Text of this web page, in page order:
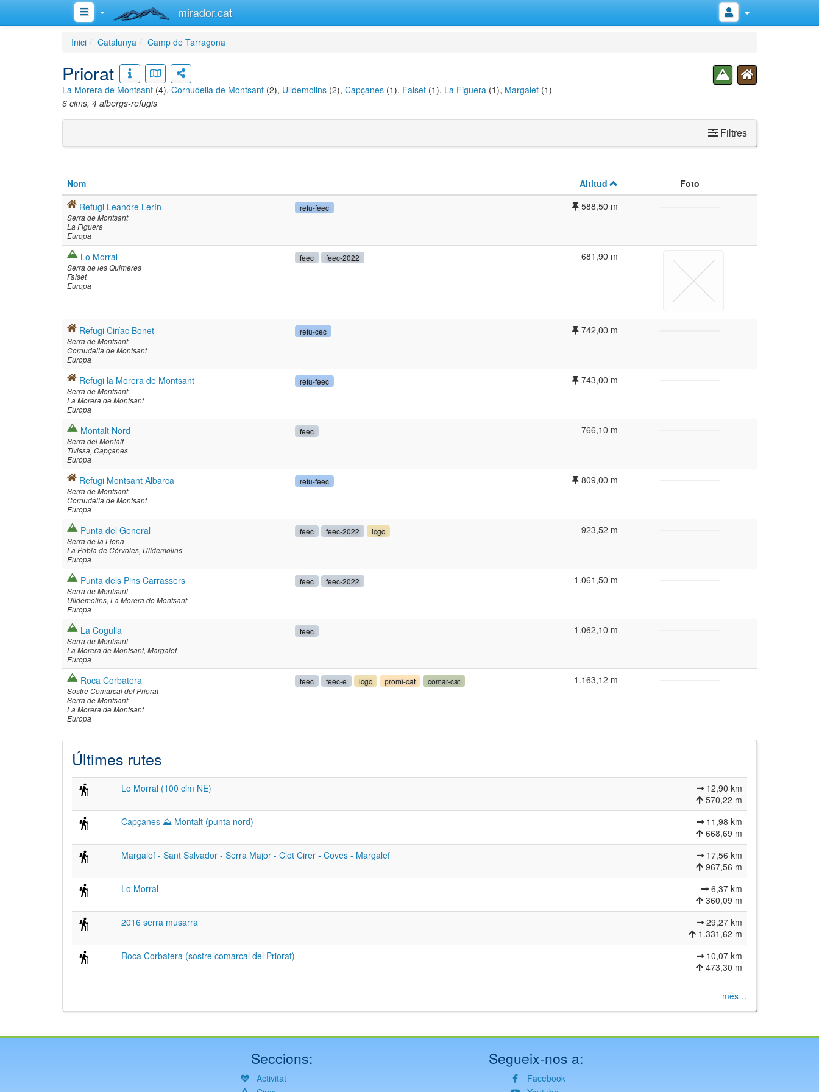
mirador.cat
Inici Catalunya Camp de Tarragona
Priorat
La Morera de Montsant (4), Cornudella de Montsant (2), Ulldemolins (2), Capçanes (1), Falset (1), La Figuera (1), Margalef (1)
6 cims, 4 albergs-refugis
Filtres
Nom Altitud
Foto
Refugi Leandre Lerín
Serra de Montsant
La Figuera
Europa
refu-feec 588,50 m
Lo Morral
Serra de les Quimeres
Falset
Europa
feec feec-2022 681,90 m
Refugi Ciríac Bonet
Serra de Montsant
Cornudella de Montsant
Europa
refu-cec 742,00 m
Refugi la Morera de Montsant
Serra de Montsant
La Morera de Montsant
Europa
refu-feec 743,00 m
Montalt Nord
Serra del Montalt
Tivissa Capçanes
Europa
feec 766,10 m
Refugi Montsant Albarca
Serra de Montsant
Cornudella de Montsant
Europa
refu-feec 809,00 m
Punta del General
Serra de la Llena
La Pobla de Cérvoles Ulldemolins
Europa
feec feec-2022 icgc 923,52 m
Punta dels Pins Carrassers
Serra de Montsant
Ulldemolins La Morera de Montsant
Europa
feec feec-2022 1.061,50 m
La Cogulla
Serra de Montsant
La Morera de Montsant Margalef
Europa
feec 1.062,10 m
Roca Corbatera
Sostre Comarcal del Priorat
Serra de Montsant
La Morera de Montsant
Europa
feec feec-e icgc promi-cat comar-cat 1.163,12 m
Últimes rutes
Lo Morral (100 cim NE)
12,90 km
570,22 m
Capçanes ⛰ Montalt (punta nord)
11,98 km
668,69 m
Margalef - Sant Salvador - Serra Major - Clot Cirer - Coves - Margalef
17,56 km
967,56 m
Lo Morral
6,37 km
360,09 m
2016 serra musarra
29,27 km
1.331,62 m
Roca Corbatera (sostre comarcal del Priorat)
10,07 km
473,30 m
més…
Seccions:
Activitat
Segueix-nos a:
Facebook